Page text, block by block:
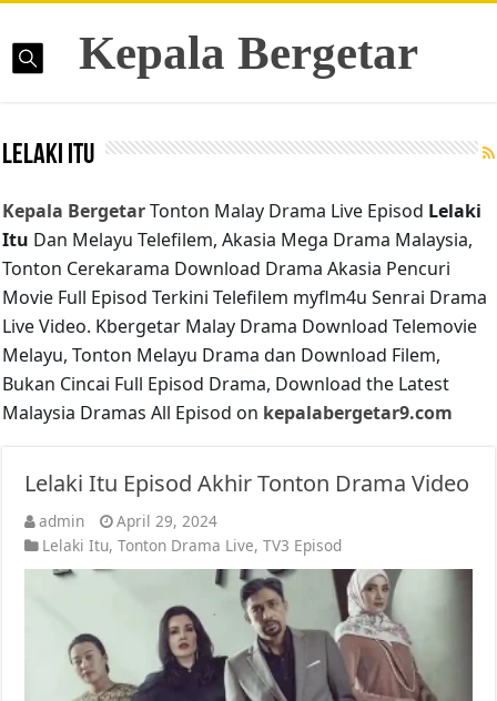
Kepala Bergetar
Lelaki Itu
Kepala BergetarTonton Malay Drama Live Episod Lelaki
Itu Dan Melayu Telefilem, Akasia Mega Drama Malaysia,
Tonton Cerekarama Download Drama Akasia Pencuri
Movie Full Episod Terkini Telefilem myflm4u Senrai Drama
Live Video. Kbergetar Malay Drama Download Telemovie
Melayu, Tonton Melayu Drama dan Download Filem,
Bukan Cincai Full Episod Drama, Download the Latest
Malaysia Dramas All Episod on kepalabergetar9.com
Lelaki Itu Episod Akhir Tonton Drama Video
admin
April 29, 2024
Lelaki Itu,Tonton Drama Live,TV3 Episod